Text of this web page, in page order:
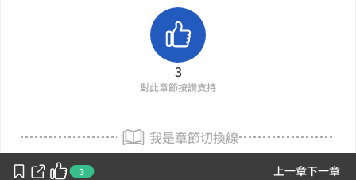
3 上一章下一章
3
對此章節按讚支持
我是章節切換線